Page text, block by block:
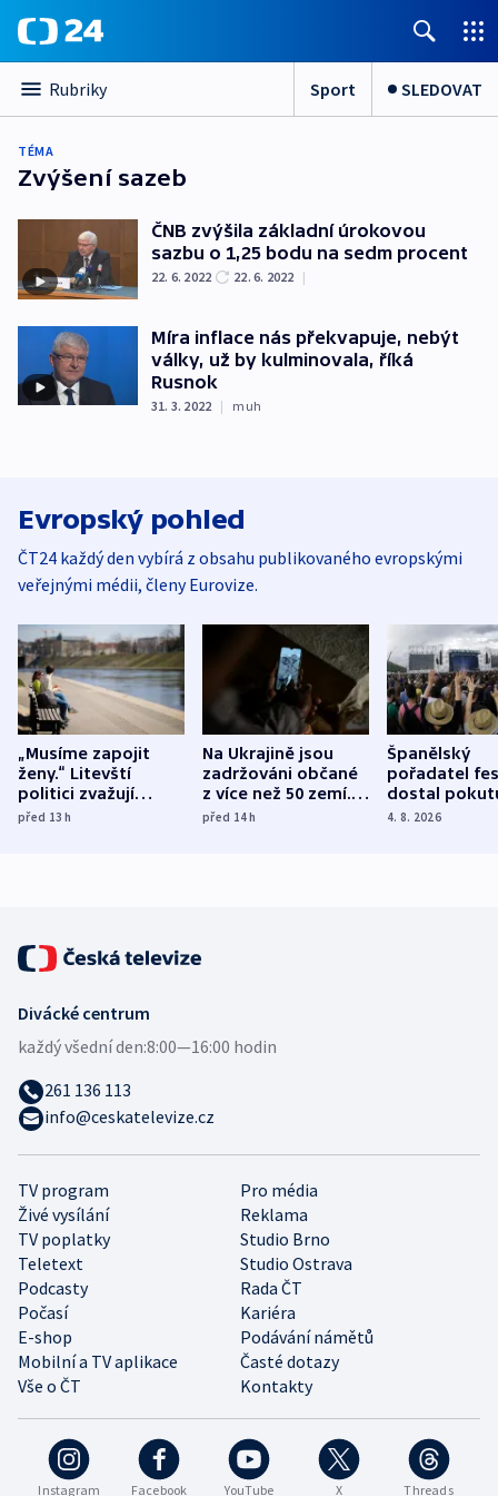
Rubriky Sport SLEDOVAT
TÉMA
Zvýšení sazeb
ČNB zvýšila základní úrokovou
sazbu o 1,25 bodu na sedm procent
22. 6. 2022 22. 6. 2022 |
Míra inflace nás překvapuje, nebýt
války, už by kulminovala, říká
Rusnok
31. 3. 2022 | muh
Evropský pohled
ČT24 každý den vybírá z obsahu publikovaného evropskými
veřejnými médii, členy Eurovize.
„Musíme zapojit
ženy.“ Litevští
politici zvažují
dohodu o
před 13h
Na Ukrajině jsou
zadržováni občané
z více než 50 zemí.
Bojovali na straně
před 14h
Španělský
pořadatel
dostal
nekalé
4. 8. 2026
Instagram Facebook YouTube X Threads
TV program
Pro média
Živé vysílání
Reklama
TV poplatky
Studio Brno
Teletext
Studio Ostrava
Podcasty
Rada ČT
Počasí
Kariéra
E-shop
Podávání námětů
Mobilní a TV aplikace
Časté dotazy
Vše o ČT
Kontakty
Divácké centrum
každý všední den:8:00—16:00 hodin
261 136 113
info@ceskatelevize.cz